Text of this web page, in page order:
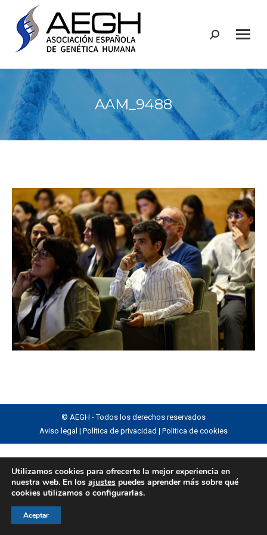
Buscar:
AAM_9488
© AEGH - Todos los derechos reservados
Aviso legal | Política de privacidad | Politica de cookies
Utilizamos cookies para ofrecerte la mejor experiencia en
nuestra web. En los ajustes puedes aprender más sobre qué
cookies utilizamos o configurarlas.
Aceptar